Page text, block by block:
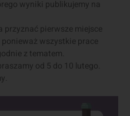
wyniki publikujemy na
pierwsze miejsce
wszystkie prace
z tematem.
od 5 do 10 lutego.